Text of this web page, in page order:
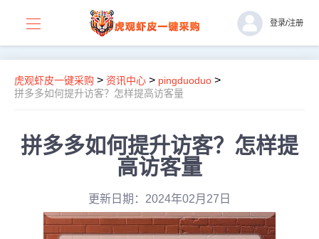
登录/注册
虎观虾皮一键采购 > 资讯中心 > pingduoduo >
拼多多如何提升访客？怎样提高访客量
拼多多如何提升访客？怎样提
高访客量
更新日期：2024年02月27日